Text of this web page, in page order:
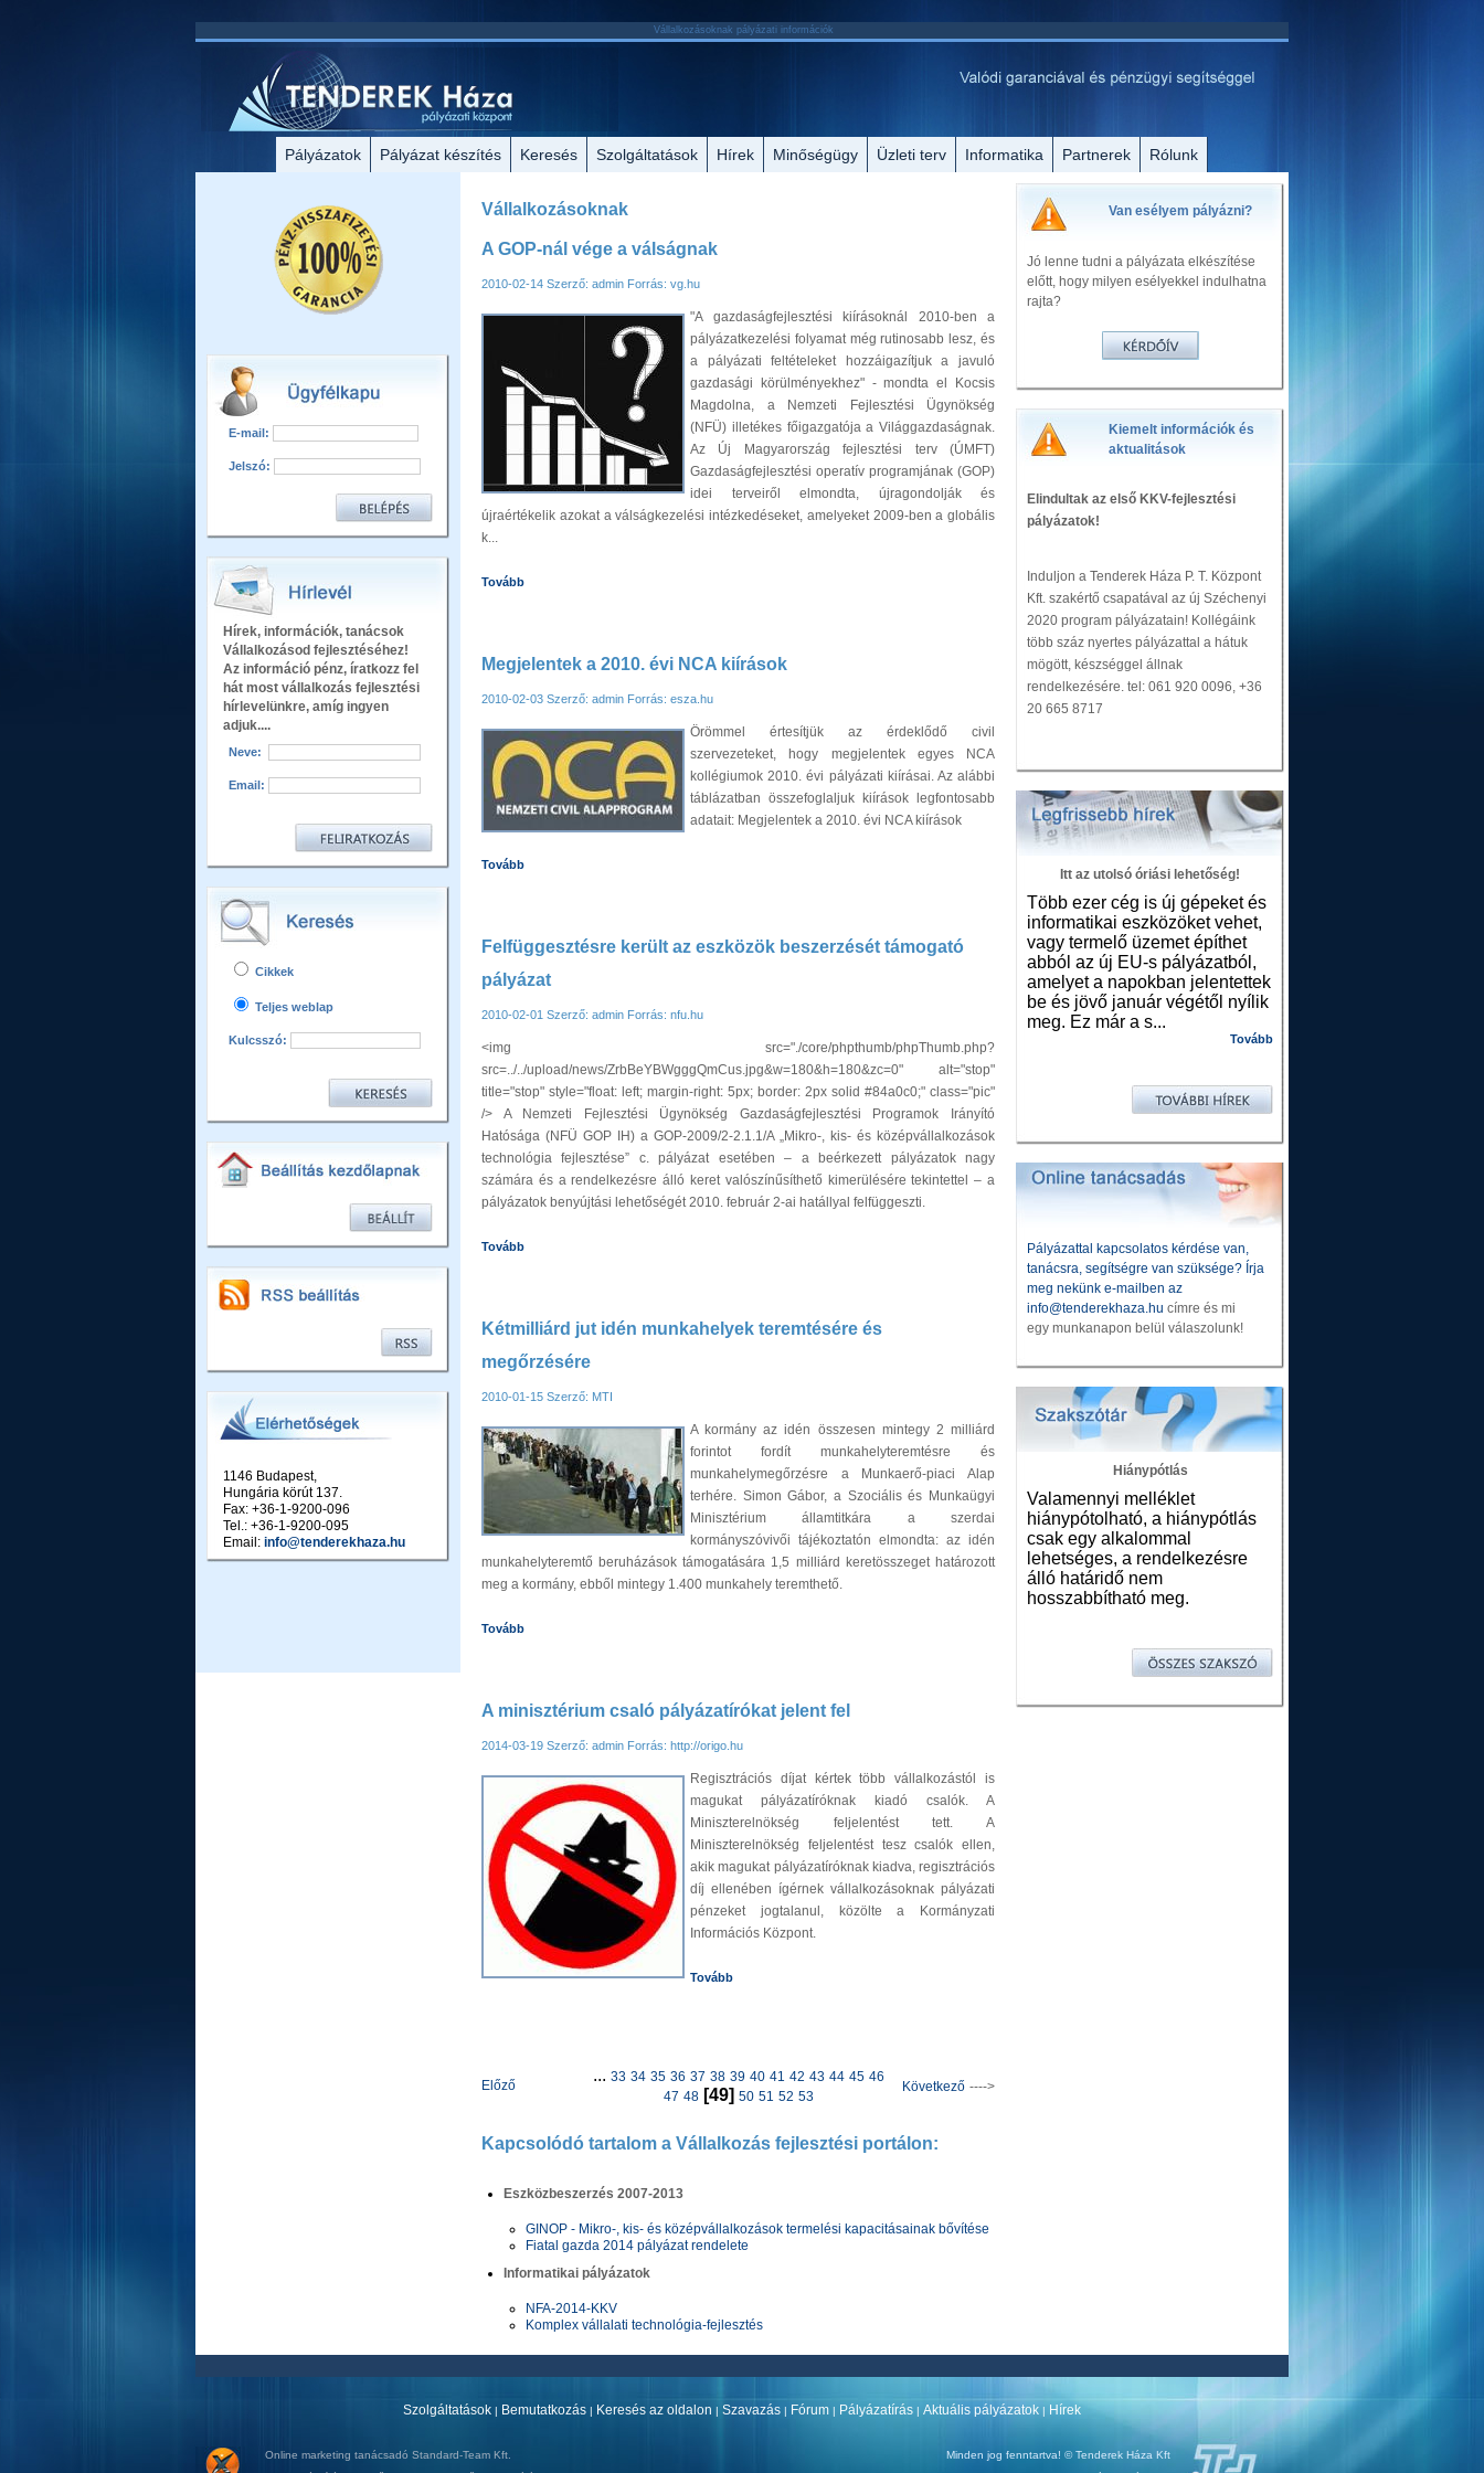
Vállalkozásoknak pályázati információk
Pályázatok Pályázat készítés Keresés Szolgáltatások Hírek Minőségügy Üzleti terv Informatika Partnerek Rólunk
E-mail:
Jelszó:
Hírek, információk, tanácsok
Vállalkozásod fejlesztéséhez!
Az információ pénz, íratkozz fel
hát most vállalkozás fejlesztési
hírlevelünkre, amíg ingyen
adjuk....
Neve:
Email:
Cikkek
Teljes weblap
Kulcsszó:
1146 Budapest,
Hungária körút 137.
Fax: +36-1-9200-096
Tel.: +36-1-9200-095
Email: info@tenderekhaza.hu
Vállalkozásoknak
A GOP-nál vége a válságnak
2010-02-14 Szerző: admin Forrás: vg.hu
"A gazdaságfejlesztési kiírásoknál 2010-ben a
pályázatkezelési folyamat még rutinosabb lesz, és
a pályázati feltételeket hozzáigazítjuk a javuló
gazdasági körülményekhez" - mondta el Kocsis
Magdolna, a Nemzeti Fejlesztési Ügynökség
(NFÜ) illetékes főigazgatója a Világgazdaságnak.
Az Új Magyarország fejlesztési terv (ÚMFT)
Gazdaságfejlesztési operatív programjának (GOP)
idei terveiről elmondta, újragondolják és
újraértékelik azokat a válságkezelési intézkedéseket, amelyeket 2009-ben a globális
k...
Tovább
Megjelentek a 2010. évi NCA kiírások
2010-02-03 Szerző: admin Forrás: esza.hu
Örömmel értesítjük az érdeklődő civil
szervezeteket, hogy megjelentek egyes NCA
kollégiumok 2010. évi pályázati kiírásai. Az alábbi
táblázatban összefoglaljuk kiírások legfontosabb
adatait: Megjelentek a 2010. évi NCA kiírások
Tovább
Felfüggesztésre került az eszközök beszerzését támogató
pályázat
2010-02-01 Szerző: admin Forrás: nfu.hu
<img src="./core/phpthumb/phpThumb.php?
src=../../upload/news/ZrbBeYBWgggQmCus.jpg&w=180&h=180&zc=0" alt="stop"
title="stop" style="float: left; margin-right: 5px; border: 2px solid #84a0c0;" class="pic"
/> A Nemzeti Fejlesztési Ügynökség Gazdaságfejlesztési Programok Irányító
Hatósága (NFÜ GOP IH) a GOP-2009/2-2.1.1/A „Mikro-, kis- és középvállalkozások
technológia fejlesztése” c. pályázat esetében – a beérkezett pályázatok nagy
számára és a rendelkezésre álló keret valószínűsíthető kimerülésére tekintettel – a
pályázatok benyújtási lehetőségét 2010. február 2-ai hatállyal felfüggeszti.
Tovább
Kétmilliárd jut idén munkahelyek teremtésére és
megőrzésére
2010-01-15 Szerző: MTI
A kormány az idén összesen mintegy 2 milliárd
forintot fordít munkahelyteremtésre és
munkahelymegőrzésre a Munkaerő-piaci Alap
terhére. Simon Gábor, a Szociális és Munkaügyi
Minisztérium államtitkára a szerdai
kormányszóvivői tájékoztatón elmondta: az idén
munkahelyteremtő beruházások támogatására 1,5 milliárd keretösszeget határozott
meg a kormány, ebből mintegy 1.400 munkahely teremthető.
Tovább
A minisztérium csaló pályázatírókat jelent fel
2014-03-19 Szerző: admin Forrás: http://origo.hu
Regisztrációs díjat kértek több vállalkozástól is
magukat pályázatíróknak kiadó csalók. A
Miniszterelnökség feljelentést tett. A
Miniszterelnökség feljelentést tesz csalók ellen,
akik magukat pályázatíróknak kiadva, regisztrációs
díj ellenében ígérnek vállalkozásoknak pályázati
pénzeket jogtalanul, közölte a Kormányzati
Információs Központ.
Tovább
Előző
... 33 34 35 36 37 38 39 40 41 42 43 44 45 46
47 48 [49] 50 51 52 53
Következő ---->
Kapcsolódó tartalom a Vállalkozás fejlesztési portálon:
Eszközbeszerzés 2007-2013
GINOP - Mikro-, kis- és középvállalkozások termelési kapacitásainak bővítése
Fiatal gazda 2014 pályázat rendelete
Informatikai pályázatok
NFA-2014-KKV
Komplex vállalati technológia-fejlesztés
Van esélyem pályázni?
Jó lenne tudni a pályázata elkészítése
előtt, hogy milyen esélyekkel indulhatna
rajta?
Kiemelt információk és
aktualitások
Elindultak az első KKV-fejlesztési
pályázatok!
Induljon a Tenderek Háza P. T. Központ
Kft. szakértő csapatával az új Széchenyi
2020 program pályázatain! Kollégáink
több száz nyertes pályázattal a hátuk
mögött, készséggel állnak
rendelkezésére. tel: 061 920 0096, +36
20 665 8717
Itt az utolsó óriási lehetőség!
Több ezer cég is új gépeket és
informatikai eszközöket vehet,
vagy termelő üzemet építhet
abból az új EU-s pályázatból,
amelyet a napokban jelentettek
be és jövő január végétől nyílik
meg. Ez már a s...
Tovább
Pályázattal kapcsolatos kérdése van,
tanácsra, segítségre van szüksége? Írja
meg nekünk e-mailben az
info@tenderekhaza.hu címre és mi
egy munkanapon belül válaszolunk!
Hiánypótlás
Valamennyi melléklet
hiánypótolható, a hiánypótlás
csak egy alkalommal
lehetséges, a rendelkezésre
álló határidő nem
hosszabbítható meg.
Szolgáltatások | Bemutatkozás | Keresés az oldalon | Szavazás | Fórum | Pályázatírás | Aktuális pályázatok | Hírek
Online marketing tanácsadó Standard-Team Kft.
Minden jog fenntartva! © Tenderek Háza Kft